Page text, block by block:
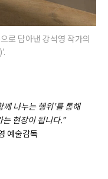
로 담아낸 강석영 작가의
나누는 행위’를 통해
현장이 됩니다.”
예술감독